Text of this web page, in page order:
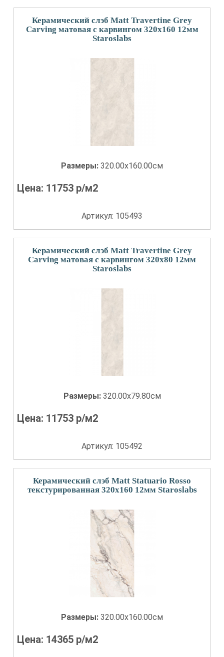
Керамический слэб Matt Travertine Grey
Carving матовая с карвингом 320x160 12мм
Staroslabs
Размеры: 320.00x160.00см
Цена: 11753 р/м2
Артикул: 105493
Керамический слэб Matt Travertine Grey
Carving матовая с карвингом 320x80 12мм
Staroslabs
Размеры: 320.00x79.80см
Цена: 11753 р/м2
Артикул: 105492
Керамический слэб Matt Statuario Rosso
текстурированная 320x160 12мм Staroslabs
Размеры: 320.00x160.00см
Цена: 14365 р/м2